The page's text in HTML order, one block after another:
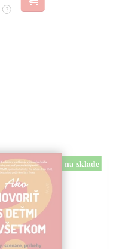
?
na sklade